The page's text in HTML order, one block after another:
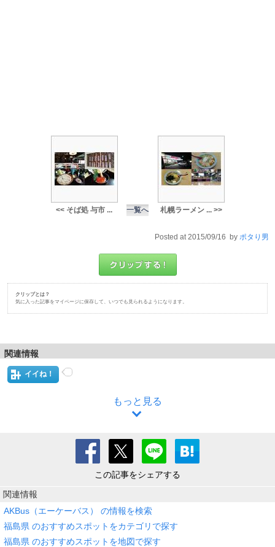
<< そば処 与市 ... 一覧へ 札幌ラーメン ... >>
Posted at 2015/09/16 by ポタり男
クリップとは？
気に入った記事をマイページに保存して、いつでも見られるようになります。
関連情報
イイね！
もっと見る
この記事をシェアする
関連情報
AKBus（エーケーバス） の情報を検索
福島県 のおすすめスポットをカテゴリで探す
福島県 のおすすめスポットを地図で探す